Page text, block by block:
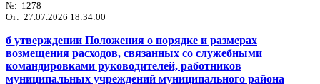
№: 1278
От: 27.07.2026 18:34:00
б утверждении Положения о порядке и размерах
возмещения расходов, связанных со служебными
командировками руководителей, работников
муниципальных учреждений муниципального района